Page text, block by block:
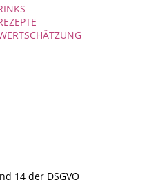
14 der DSGVO